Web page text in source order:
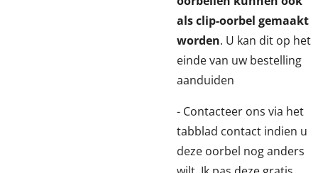
als clip-oorbel gemaakt
worden. U kan dit op het
einde van uw bestelling
aanduiden
- Contacteer ons via het
tabblad contact indien u
deze oorbel nog anders